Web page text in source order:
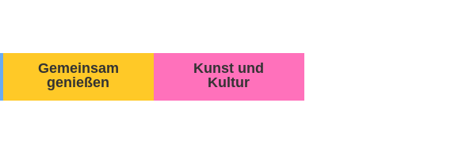
Gemeinsam
genießen
Kunst und
Kultur